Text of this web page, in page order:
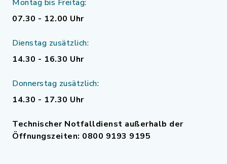
Montag bis Freitag:
07.30 - 12.00 Uhr
Dienstag zusätzlich:
14.30 - 16.30 Uhr
Donnerstag zusätzlich:
14.30 - 17.30 Uhr
Technischer Notfalldienst außerhalb der
Öffnungszeiten: 0800 9193 9195